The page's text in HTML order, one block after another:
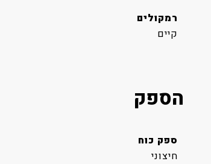
רמקולים
קיים
הספק
ספק כוח
חיצוני